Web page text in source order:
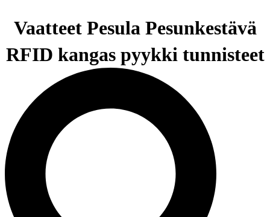
Vaatteet Pesula Pesunkestävä
RFID kangas pyykki tunnisteet